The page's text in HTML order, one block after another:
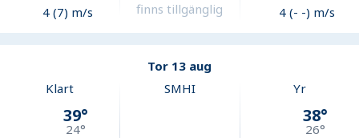
4 (7) m/s
finns tillgänglig
4 (- -) m/s
Tor 13 aug
Klart
39°
24°
SMHI Yr
38°
26°